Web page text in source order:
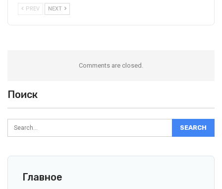
PREV NEXT
Comments are closed.
Поиск
Главное